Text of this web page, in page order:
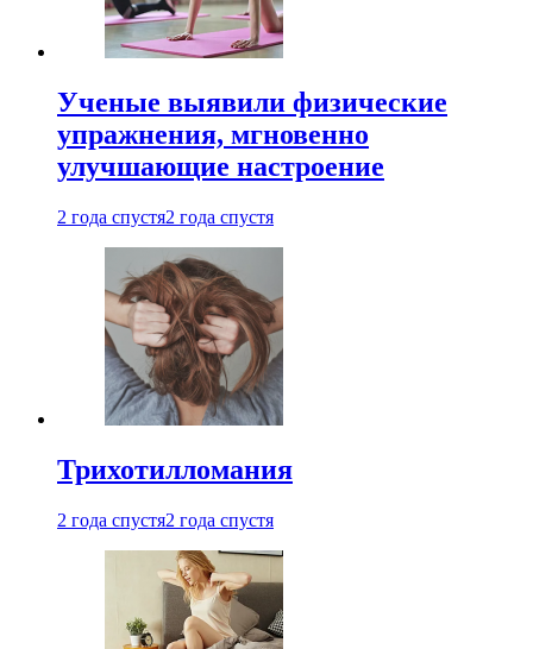
Ученые выявили физические
упражнения, мгновенно
улучшающие настроение
2 года спустя2 года спустя
Трихотилломания
2 года спустя2 года спустя